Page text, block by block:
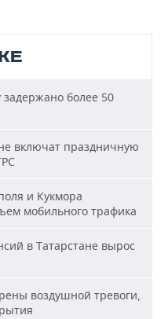
задержано более 50
включат праздничную
и Кукмора
мобильного трафика
в Татарстане вырос
воздушной тревоги,